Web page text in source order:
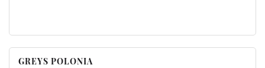
GREYS POLONIA